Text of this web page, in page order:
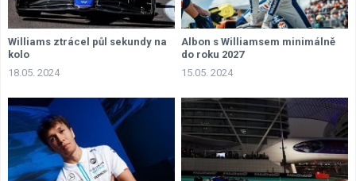
Williams ztrácel půl sekundy na
kolo
18.05. 2024
Albon s Williamsem minimálně
do roku 2027
15.05. 2024